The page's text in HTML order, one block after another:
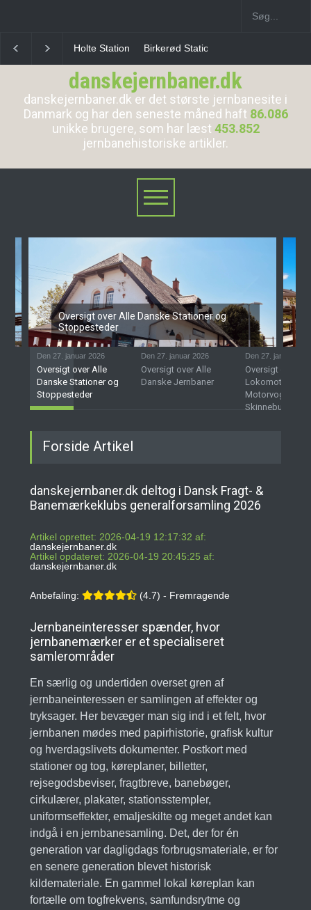
Birkerød Station Allerød Station
danskejernbaner.dk
danskejernbaner.dk er det største jernbanesite i
Danmark og har den seneste måned haft 86.086
unikke brugere, som har læst 453.852
jernbanehistoriske artikler.
Oversigt over Alle Danske Stationer og
Stoppesteder
Den 27. januar 2026
Oversigt over Alle
Danske Stationer og
Stoppesteder
Den 27. januar 2026
Oversigt over Alle
Danske Jernbaner
Den 27. januar
Oversigt over
Lokomotiver,
Motorvogne og
Skinnebusser
Forside Artikel
danskejernbaner.dk deltog i Dansk Fragt- &
Banemærkeklubs generalforsamling 2026
Artikel oprettet: 2026-04-19 12:17:32 af:
danskejernbaner.dk
Artikel opdateret: 2026-04-19 20:45:25 af:
danskejernbaner.dk
Anbefaling: (4.7) - Fremragende
Jernbaneinteresser spænder, hvor
jernbanemærker er et specialiseret
samlerområder
En særlig og undertiden overset gren af
jernbaneinteressen er samlingen af effekter og
tryksager. Her bevæger man sig ind i et felt, hvor
jernbanen mødes med papirhistorie, grafisk kultur
og hverdagslivets dokumenter. Postkort med
stationer og tog, køreplaner, billetter,
rejsegodsbeviser, fragtbreve, banebøger,
cirkulærer, plakater, stationsstempler,
uniformseffekter, emaljeskilte og meget andet kan
indgå i en jernbanesamling. Det, der for én
generation var dagligdags forbrugsmateriale, er for
en senere generation blevet historisk
kildemateriale. En gammel lokal køreplan kan
fortælle om togfrekvens, samfundsrytme og